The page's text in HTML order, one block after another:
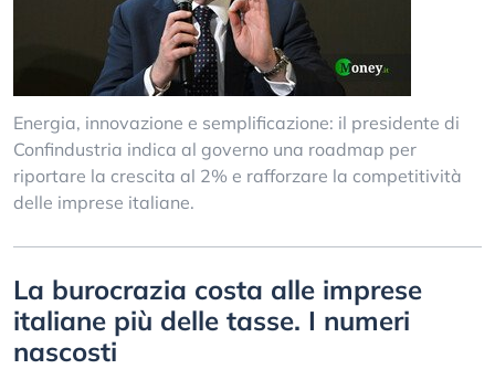
Energia, innovazione e semplificazione: il presidente di
Confindustria indica al governo una roadmap per
riportare la crescita al 2% e rafforzare la competitività
delle imprese italiane.
La burocrazia costa alle imprese
italiane più delle tasse. I numeri
nascosti